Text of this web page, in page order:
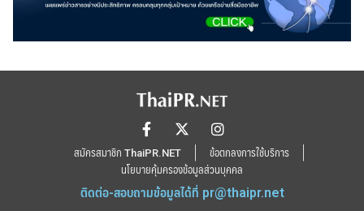
สมัครสมาชิก ThaiPR.NET
ข้อตกลงการใช้บริการ
นโยบายคุ้มครองข้อมูลส่วนบุคคล
ติดต่อ-สอบถามข้อมูลได้ที่ pr@thaipr.net